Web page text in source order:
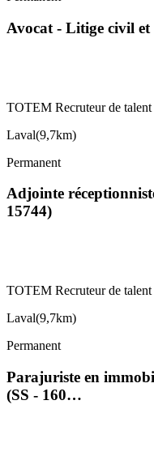
Avocat - Litige civil et
TOTEM Recruteur de talent
Laval(9,7km)
Permanent
Adjointe
15744)
TOTEM Recruteur de talent
Laval(9,7km)
Permanent
Parajuriste en
(SS - 160…